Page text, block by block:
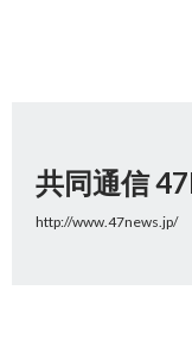
共同通信
http://www.47news.jp/